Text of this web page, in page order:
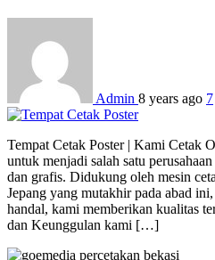
Admin 8 years ago 7
Tempat Cetak Poster | Kami Cetak
untuk menjadi salah satu
dan grafis. Didukung oleh mesin
Jepang yang mutakhir pada abad
handal, kami memberikan kualitas
dan Keunggulan kami […]